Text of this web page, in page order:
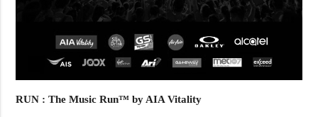
RUN : The Music Run™ by AIA Vitality